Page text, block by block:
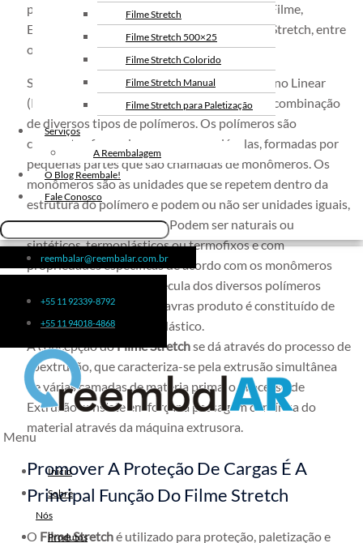
Filme Stretch
Filme Stretch 500×25
Filme Stretch Colorido
Filme Stretch Manual
Filme Stretch para Paletização
Filme Stretch sem Tubete
Filme Stretch Preto
Fita de Arquear PET
Fita de Arquear
Fita Adesiva Transparente
48×50
Fita Adesiva
Fita Adesiva Colorida
Fita Adesiva Personalizada
Fita Adesiva Personalizada com
Logomarca
Fita Adesiva Personalizada em
Pequena Quantidade
Atacado
Fita Adesiva Personalizada para
Fita Adesiva Transparente
Serviços
A Reembalagem
O Blog Reembale!
Fale Conosco
reembalar@reembalar.com.br
+55 11 92339-8792
+55 11 94018-4868
Menu
Inicio
Sobre
Nós
Produtos
por outros nomes no mercado, como Strech Filme,
Estreche, Plástico Stretch, Fita Stretch, Rolo Stretch, entre
outros.
Seu nome técnico éFilme Stretchde Polietileno Linear
(PEBDL), o material é constituído através da combinação
de diversos tipos de polímeros. Os polímeros são
compostos formados por macromoléculas, formadas por
pequenas partes que são chamadas de monômeros. Os
monômeros são as unidades que se repetem dentro da
estrutura do polímero e podem ou não ser unidades iguais,
formando longas cadeias. Podem ser naturais ou
sintéticos, termoplásticos ou termofixos e com
propriedades específicas de acordo com os monômeros
que formam a macromolécula dos diversos polímeros
existentes, em outras palavras produto é constituído de
pequenas moléculas de plástico.
A concepção doFilme Stretchse dá através do processo de
coextrusão, que caracteriza-se pela extrusão simultânea
de várias camadas de matéria prima, o processo de
Extrusão consiste em forçar a passagem contínua do
material através da máquina extrusora.
Promover A Proteção De Cargas É A
Principal Função Do Filme Stretch
O Filme Stretché utilizado para proteção, paletização e